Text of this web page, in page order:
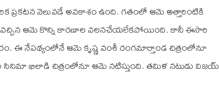
ప్రకటన వెలువడే అవకాశం ఉంది. గతంలో ఆమె అత్తారింటికి
ఆమె కొన్ని కారణాల వలనచేయలేకపోయింది. కానీ ఈసారి
నేపథ్యంలోనే ఆమె కృష్ణ వంశీ రంగమార్తాండ చిత్రంలోనూ
సినిమా ఖిలాడి చిత్రంలోనూ ఆమె నటిస్తుంది. తమిళ నటుడు విజయ్